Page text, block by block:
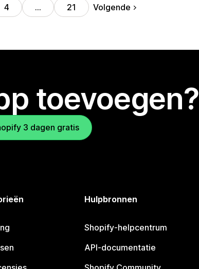
4 … 21 Volgende
toevoegen?
3 dagen gratis
Hulpbronnen
Shopify-helpcentrum
API-documentatie